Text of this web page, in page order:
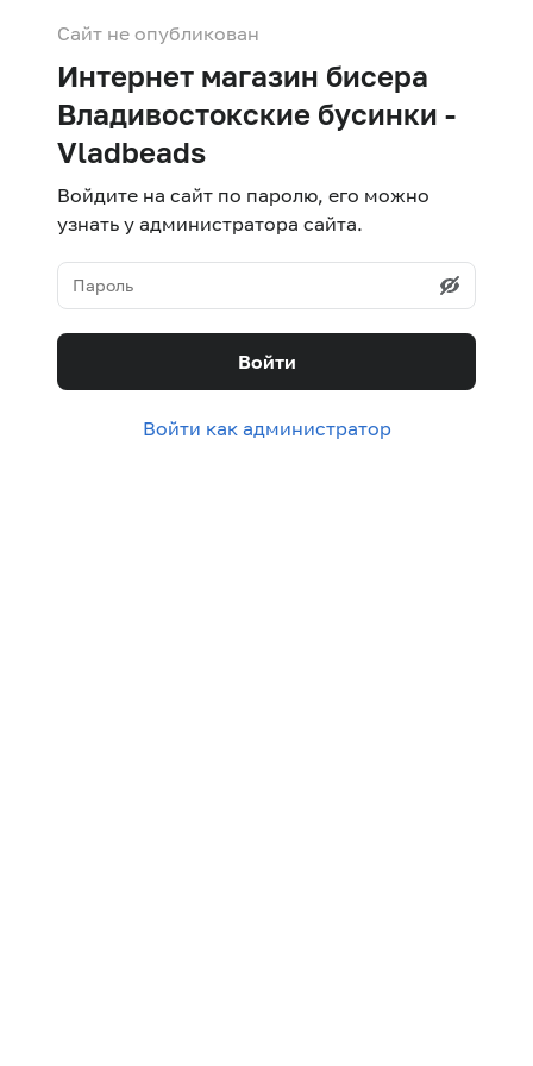
Сайт не опубликован
Интернет магазин бисера
Владивостокские бусинки -
Vladbeads
Войдите на сайт по паролю, его можно
узнать у администратора сайта.
Войти
Войти как администратор